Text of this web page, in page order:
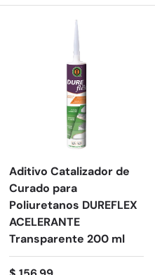
Aditivo Catalizador de
Curado para
Poliuretanos DUREFLEX
ACELERANTE
Transparente 200 ml